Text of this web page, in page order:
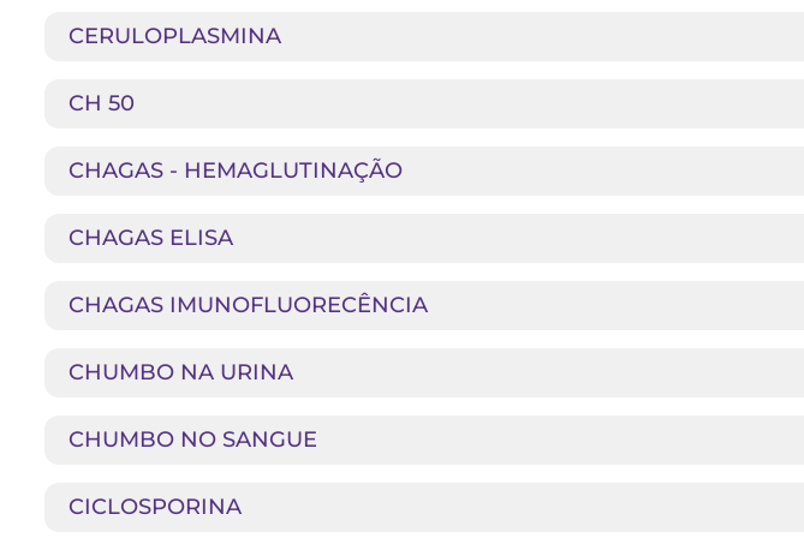
CERULOPLASMINA
CH 50
CHAGAS - HEMAGLUTINAÇÃO
CHAGAS ELISA
CHAGAS IMUNOFLUORECÊNCIA
CHUMBO NA URINA
CHUMBO NO SANGUE
CICLOSPORINA